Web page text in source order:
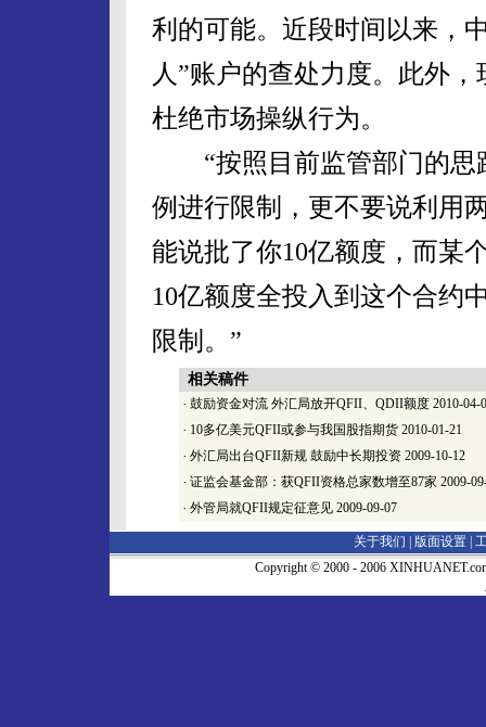
利的可能。近段时间以来，
人”账户的查处力度。此外
杜绝市场操纵行为。
“按照目前监管部门的思
例进行限制，更不要说利用
能说批了你10亿额度，而某
10亿额度全投入到这个合约
限制。”
相关稿件
· 鼓励资金对流 外汇局放开QFII、QDII额度 2010-04-
· 10多亿美元QFII或参与我国股指期货 2010-01-21
· 外汇局出台QFII新规 鼓励中长期投资 2009-10-12
· 证监会基金部：获QFII资格总家数增至87家 2009-
· 外管局就QFII规定征意见 2009-09-07
关于我们 | 版面设置
Copyright © 2000 - 2006